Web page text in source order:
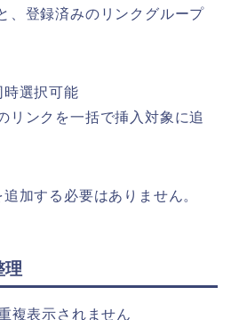
、登録済みのリンクグループ
時選択可能
リンクを一括で挿入対象に追
加する必要はありません。
理
複表示されません